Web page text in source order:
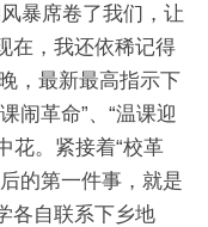
暴席卷了我们，让
在，我还依稀记得
，最新最高指示下
闹革命”、“温课迎
花。紧接着“校革
的第一件事，就是
各自联系下乡地